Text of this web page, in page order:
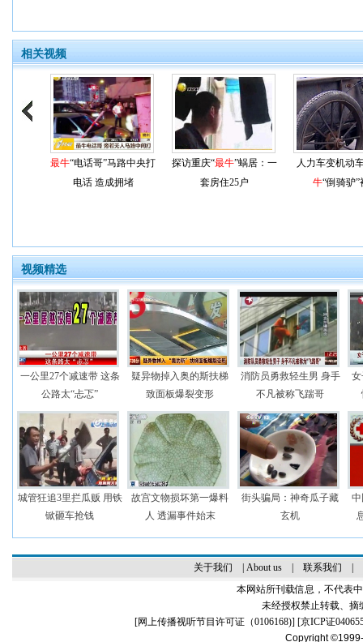
相关视频
最牛“电话哥”马路中央打
电话 造成拥堵
探访重庆“最牛”蜗居：一
套房住25户
人力车变机动
牛“倒骑驴”
视频精选
一公里27个减速带 这条
公路太“忐忑”
疑异物掉入奥的斯扶梯
致面板爆裂变形
消防员勇救轻生男 身手
不凡被称飞踹哥
城管狂追3里拦瓜贩 用铁
锨砸车抢钱
故宫文物损坏第一爆料
人 透漏事件始末
街头骗局：神奇瓜子藏
玄机
关于我们 About us| 联系我们
本网站所刊载信息，不代表
未经授权禁止转载、摘
[网上传播视听节目许可证（0106168)] [京ICP证
Copyright